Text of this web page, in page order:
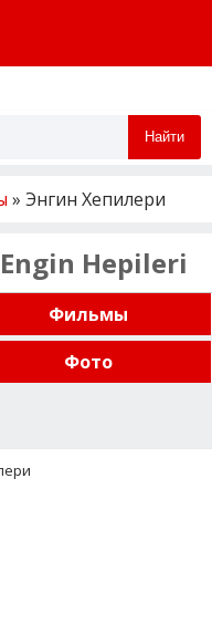
Найти
» Энгин Хепилери
Hepileri
Фильмы
Фото